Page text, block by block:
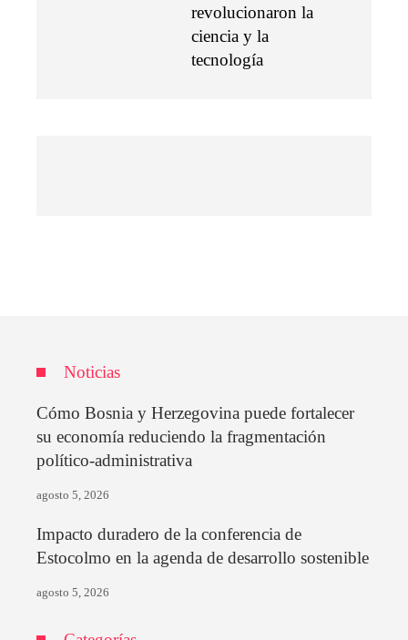
revolucionaron la
ciencia y la
tecnología
Noticias
Cómo Bosnia y Herzegovina puede fortalecer
su economía reduciendo la fragmentación
político-administrativa
agosto 5, 2026
Impacto duradero de la conferencia de
Estocolmo en la agenda de desarrollo sostenible
agosto 5, 2026